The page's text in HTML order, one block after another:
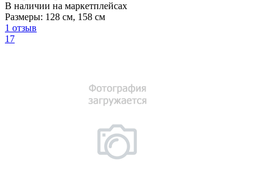
В наличии на маркетплейсах
Размеры: 128 см, 158 см
1 отзыв
17